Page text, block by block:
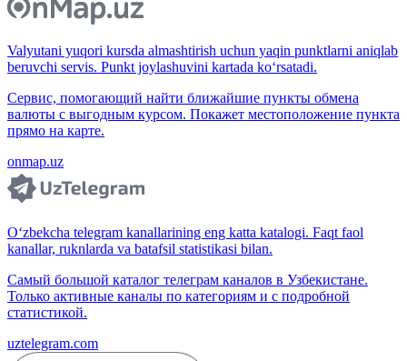
Valyutani yuqori kursda almashtirish uchun yaqin punktlarni aniqlab
beruvchi servis. Punkt joylashuvini kartada ko‘rsatadi.
Сервис, помогающий найти ближайшие пункты обмена
валюты с выгодным курсом. Покажет местоположение пункта
прямо на карте.
onmap.uz
O‘zbekcha telegram kanallarining eng katta katalogi. Faqt faol
kanallar, ruknlarda va batafsil statistikasi bilan.
Самый большой каталог телеграм каналов в Узбекистане.
Только активные каналы по категориям и с подробной
статистикой.
uztelegram.com